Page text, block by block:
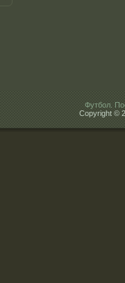
Футбол.
Copyright ©